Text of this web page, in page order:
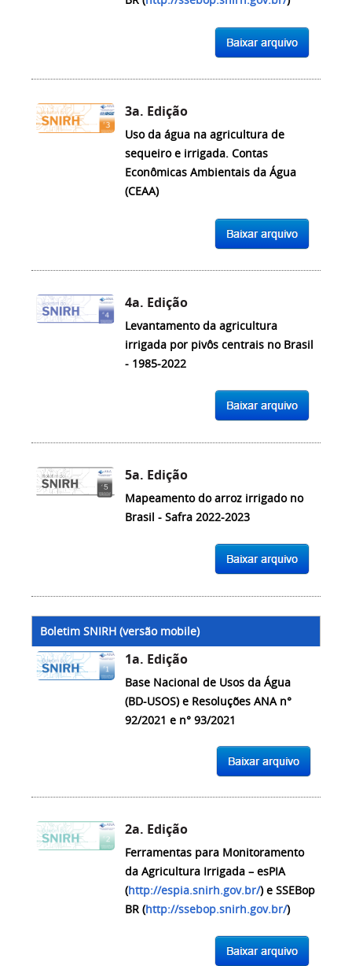
3a. Edição
Uso da água na agricultura de
sequeiro e irrigada. Contas
Econômicas Ambientais da Água
(CEAA)
4a. Edição
Levantamento da agricultura
irrigada por pivôs centrais no Brasil
- 1985-2022
5a. Edição
Mapeamento do arroz irrigado no
Brasil - Safra 2022-2023
Boletim SNIRH (versão mobile)
1a. Edição
Base Nacional de Usos da Água
(BD-USOS) e Resoluções ANA n°
92/2021 e n° 93/2021
2a. Edição
Ferramentas para Monitoramento
da Agricultura Irrigada – esPIA
(http://espia.snirh.gov.br/) e SSEBop
BR (http://ssebop.snirh.gov.br/)